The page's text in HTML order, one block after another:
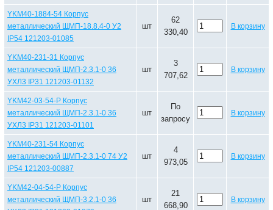
YKM40-1884-54 Корпус
металлический ЩМП-18.8.4-0 У2
IP54 121203-01085
шт
62
330,40
В корзину
YKM40-231-31 Корпус
металлический ЩМП-2.3.1-0 36
УХЛ3 IP31 121203-01132
шт
3
707,62
В корзину
YKM42-03-54-P Корпус
металлический ЩМП-2.3.1-0 36
УХЛ3 IP31 121203-01101
шт
По
запросу
В корзину
YKM40-231-54 Корпус
металлический ЩМП-2.3.1-0 74 У2
IP54 121203-00887
шт
4
973,05
В корзину
YKM42-04-54-P Корпус
металлический ЩМП-3.2.1-0 36
шт
21
668,90
В корзину